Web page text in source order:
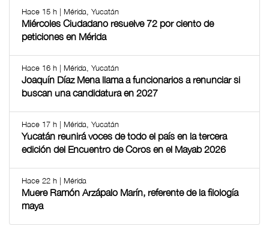
Hace 15 h | Mérida, Yucatán
Miércoles Ciudadano resuelve 72 por ciento de
peticiones en Mérida
Hace 16 h | Mérida, Yucatán
Joaquín Díaz Mena llama a funcionarios a renunciar si
buscan una candidatura en 2027
Hace 17 h | Mérida, Yucatán
Yucatán reunirá voces de todo el país en la tercera
edición del Encuentro de Coros en el Mayab 2026
Hace 22 h | Mérida
Muere Ramón Arzápalo Marín, referente de la filología
maya